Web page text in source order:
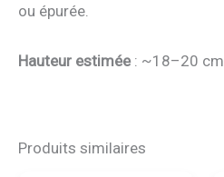
ou épurée.
Hauteur estimée: ~18–20 cm
Produits similaires